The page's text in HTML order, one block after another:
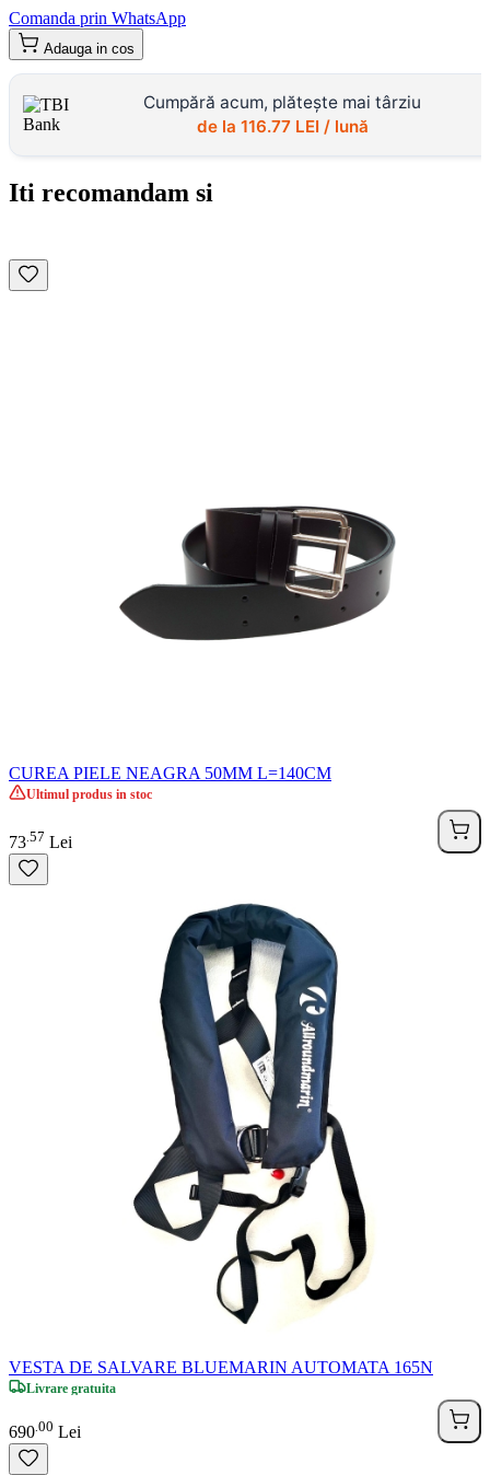
Comanda prin WhatsApp
Adauga in cos
Cumpără acum, plătește mai târziu
de la 116.77LEI / lună
Iti recomandam si
CUREA PIELE NEAGRA 50MM L=140CM
Ultimul produs in stoc
73 57 Lei
VESTA DE SALVARE BLUEMARIN AUTOMATA 165N
Livrare gratuita
690 00 Lei